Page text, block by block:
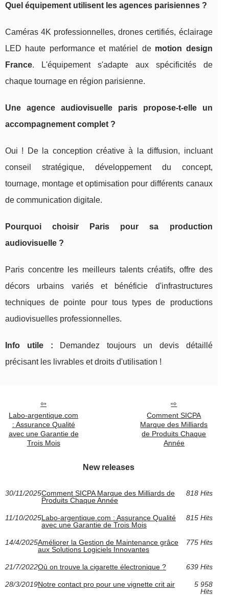
Quel équipement utilisent les agences parisiennes ?
Caméras 4K professionnelles, drones certifiés, éclairage
LED haute performance et matériel de motion design
France. L'équipement s'adapte aux spécificités de
chaque tournage en région parisienne.
Une agence audiovisuelle paris propose-t-elle un
accompagnement complet ?
Oui ! De la conception créative à la diffusion, incluant
conseil stratégique, développement du concept,
tournage, montage et optimisation pour différents canaux
de communication digitale.
Pourquoi choisir Paris pour sa production
audiovisuelle ?
Paris concentre les meilleurs talents créatifs, offre des
décors urbains variés et bénéficie d'infrastructures
techniques de pointe pour tous types de productions
audiovisuelles professionnelles.
Info utile : Demandez toujours un devis détaillé
précisant les livrables et droits d'utilisation !
Labo-argentique.com
: Assurance Qualité
avec une Garantie de
Trois Mois
Comment SICPA
Marque des Milliards
de Produits Chaque
Année
New releases
30/11/2025Comment SICPA Marque des Milliards de
Produits Chaque Année
818 Hits
11/10/2025Labo-argentique.com : Assurance Qualité
avec une Garantie de Trois Mois
815 Hits
14/4/2025Améliorer la Gestion de Maintenance grâce
aux Solutions Logiciels Innovantes
775 Hits
21/7/2022Où on trouve la cigarette électronique ? 639 Hits
28/3/2019Notre contact pro pour une vignette crit air
5 958
Hits